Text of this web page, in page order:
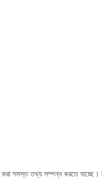
সমস্ত তথ্য সম্পন্ন করতে যাচ্ছে।